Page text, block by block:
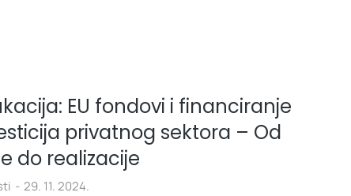
EU fondovi i financiranje
privatnog sektora – Od
do realizacije
29. 11. 2024.